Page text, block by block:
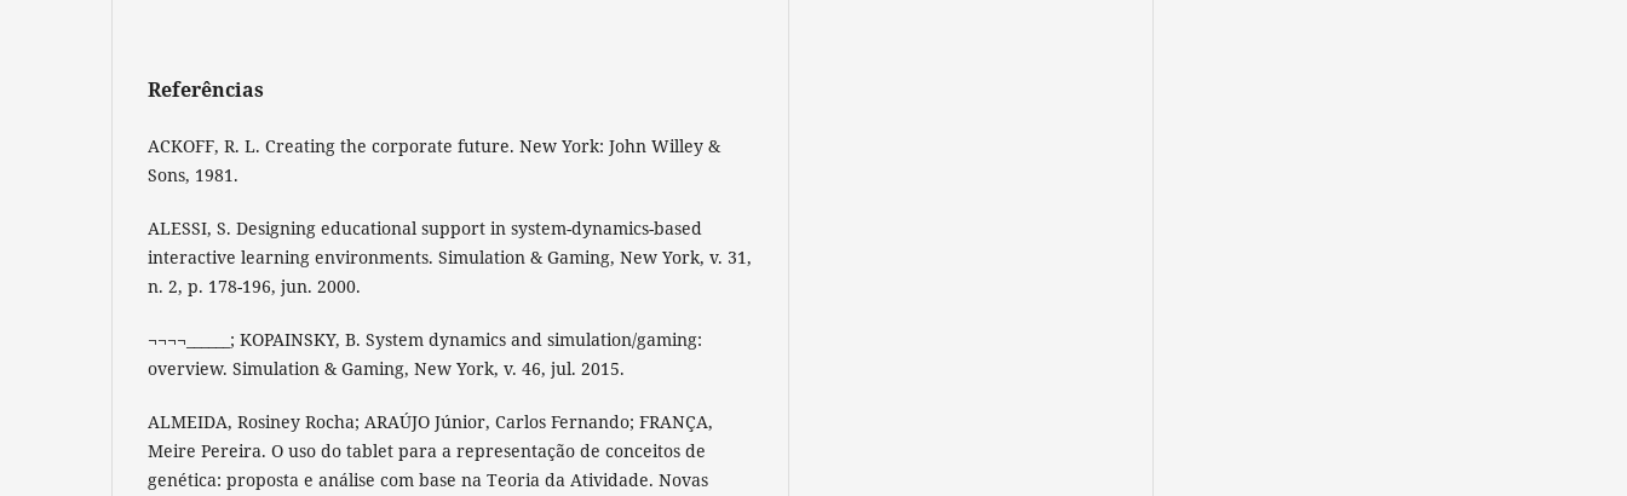
Referências
ACKOFF, R. L. Creating the corporate future. New York: John Willey &
Sons, 1981.
ALESSI, S. Designing educational support in system-dynamics-based
interactive learning environments. Simulation & Gaming, New York, v. 31,
n. 2, p. 178-196, jun. 2000.
¬¬¬¬______; KOPAINSKY, B. System dynamics and simulation/gaming:
overview. Simulation & Gaming, New York, v. 46, jul. 2015.
ALMEIDA, Rosiney Rocha; ARAÚJO Júnior, Carlos Fernando; FRANÇA,
Meire Pereira. O uso do tablet para a representação de conceitos de
genética: proposta e análise com base na Teoria da Atividade. Novas